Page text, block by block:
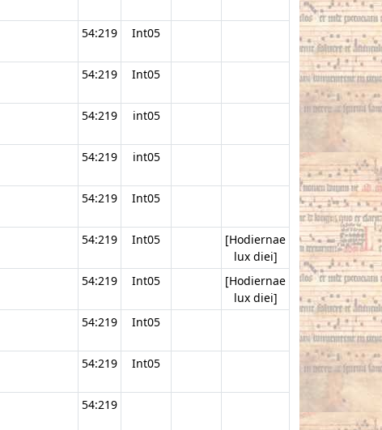
54:219 Int05
54:219 Int05
54:219 int05
54:219 int05
54:219 Int05
54:219 Int05
[Hodiernae
lux diei]
54:219 Int05
[Hodiernae
lux diei]
54:219 Int05
54:219 Int05
54:219